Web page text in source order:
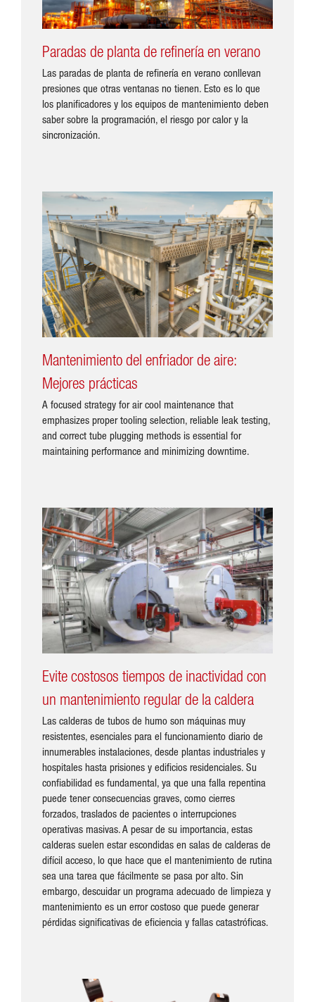
Paradas de planta de refinería en verano
Las paradas de planta de refinería en verano conllevan
presiones que otras ventanas no tienen. Esto es lo que
los planificadores y los equipos de mantenimiento deben
saber sobre la programación, el riesgo por calor y la
sincronización.
Mantenimiento del enfriador de aire:
Mejores prácticas
A focused strategy for air cool maintenance that
emphasizes proper tooling selection, reliable leak testing,
and correct tube plugging methods is essential for
maintaining performance and minimizing downtime.
Evite costosos tiempos de inactividad con
un mantenimiento regular de la caldera
Las calderas de tubos de humo son máquinas muy
resistentes, esenciales para el funcionamiento diario de
innumerables instalaciones, desde plantas industriales y
hospitales hasta prisiones y edificios residenciales. Su
confiabilidad es fundamental, ya que una falla repentina
puede tener consecuencias graves, como cierres
forzados, traslados de pacientes o interrupciones
operativas masivas. A pesar de su importancia, estas
calderas suelen estar escondidas en salas de calderas de
difícil acceso, lo que hace que el mantenimiento de rutina
sea una tarea que fácilmente se pasa por alto. Sin
embargo, descuidar un programa adecuado de limpieza y
mantenimiento es un error costoso que puede generar
pérdidas significativas de eficiencia y fallas catastróficas.